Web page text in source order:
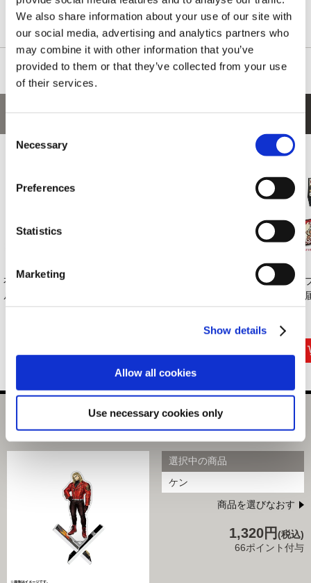
We also share information about your use of our site with
our social media, advertising and analytics partners who
may combine it with other information that you’ve
provided to them or that they’ve collected from your use
of their services.
Selection
Necessary
Preferences
Statistics
Marketing
Show details
Allow all cookies
Use necessary cookies only
で置くことができるバッテン型のアクリルスタンドです。
お気に入りのキャラクターたちを集めて並べよう！
あなたにおすすめの商品
衣装アクリルキーホ
ルダー ストリート...
タ...
ストリートファイタ
サ...
3,300円 (税込)
お
バッテンアクリルスタンド ストリートファイター6 ケン
選択中の商品
ケン
商品を選びなおす
1,320円(税込)
66ポイント付与